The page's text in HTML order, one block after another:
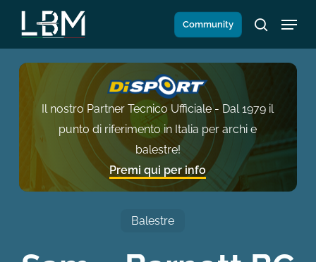
Salta
contenuto
principale
Community
search
Menu
Il nostro Partner Tecnico Ufficiale - Dal 1979 il
punto di riferimento in Italia per archi e
balestre!
Premi qui per info
Balestre